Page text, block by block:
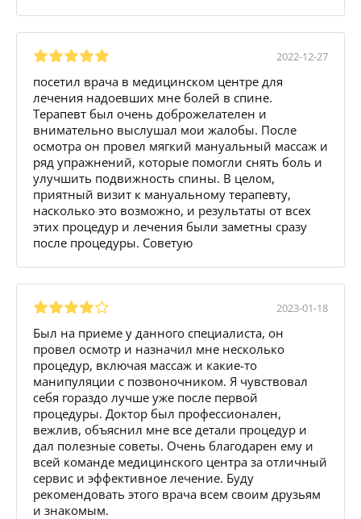
2022-12-27
посетил врача в медицинском центре для
лечения надоевших мне болей в спине.
Терапевт был очень доброжелателен и
внимательно выслушал мои жалобы. После
осмотра он провел мягкий мануальный массаж и
ряд упражнений, которые помогли снять боль и
улучшить подвижность спины. В целом,
приятный визит к мануальному терапевту,
насколько это возможно, и результаты от всех
этих процедур и лечения были заметны сразу
после процедуры. Советую
2023-01-18
Был на приеме у данного специалиста, он
провел осмотр и назначил мне несколько
процедур, включая массаж и какие-то
манипуляции с позвоночником. Я чувствовал
себя гораздо лучше уже после первой
процедуры. Доктор был профессионален,
вежлив, объяснил мне все детали процедур и
дал полезные советы. Очень благодарен ему и
всей команде медицинского центра за отличный
сервис и эффективное лечение. Буду
рекомендовать этого врача всем своим друзьям
и знакомым.